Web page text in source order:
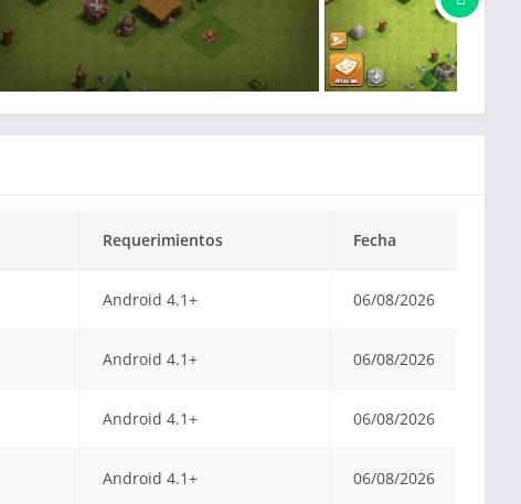
Requerimientos Fecha
Android 4.1+ 06/08/2026
Android 4.1+ 06/08/2026
Android 4.1+ 06/08/2026
Android 4.1+ 06/08/2026